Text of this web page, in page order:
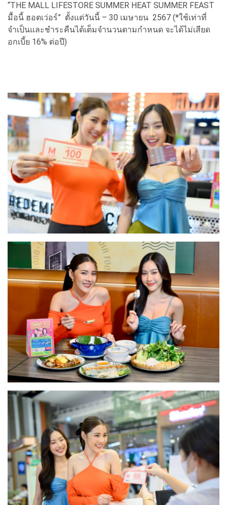
“THE MALL LIFESTORE SUMMER HEAT SUMMER FEAST
มื้อนี้ ฮอตเว่อร์” ตั้งแต่วันนี้ – 30 เมษายน 2567 (*ใช้เท่าที่
จำเป็นและชำระคืนได้เต็มจำนวนตามกำหนด จะได้ไม่เสียด
อกเบี้ย 16% ต่อปี)